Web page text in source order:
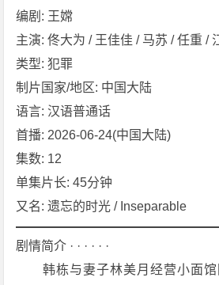
编剧: 王嫦
主演: 佟大为 / 王佳佳 / 马苏 / 任重 /
类型: 犯罪
制片国家/地区: 中国大陆
语言: 汉语普通话
首播: 2026-06-24(中国大陆)
集数: 12
单集片长: 45分钟
又名: 遗忘的时光 / Inseparable
剧情简介 · · · · · ·
韩栋与妻子林美月经营小面馆